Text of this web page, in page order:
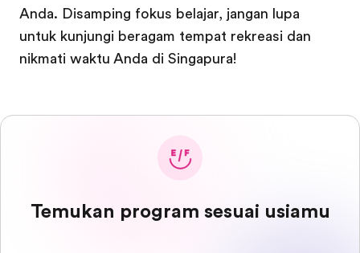
Anda. Disamping fokus belajar, jangan lupa
untuk kunjungi beragam tempat rekreasi dan
nikmati waktu Anda di Singapura!
Temukan program sesuai usiamu